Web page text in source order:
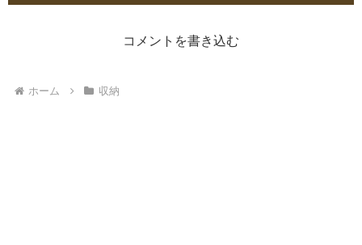
コメントを書き込む
ホーム 収納